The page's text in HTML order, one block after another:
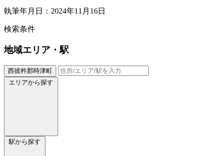
執筆年月日：2024年11月16日
検索条件
地域エリア・駅
西彼杵郡時津町
エリアから探す
駅から探す